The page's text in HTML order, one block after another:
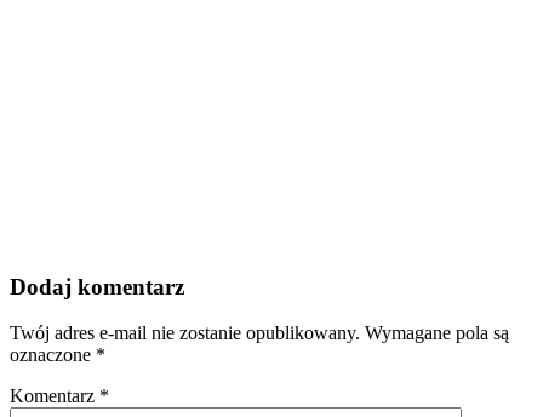
Dodaj komentarz
Twój adres e-mail nie zostanie opublikowany. Wymagane pola są
oznaczone *
Komentarz *